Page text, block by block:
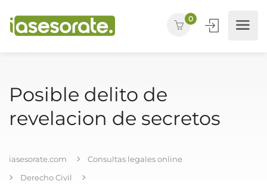
0
Posible delito de
revelacion de secretos
iasesorate.com
Consultas legales online
Derecho Civil